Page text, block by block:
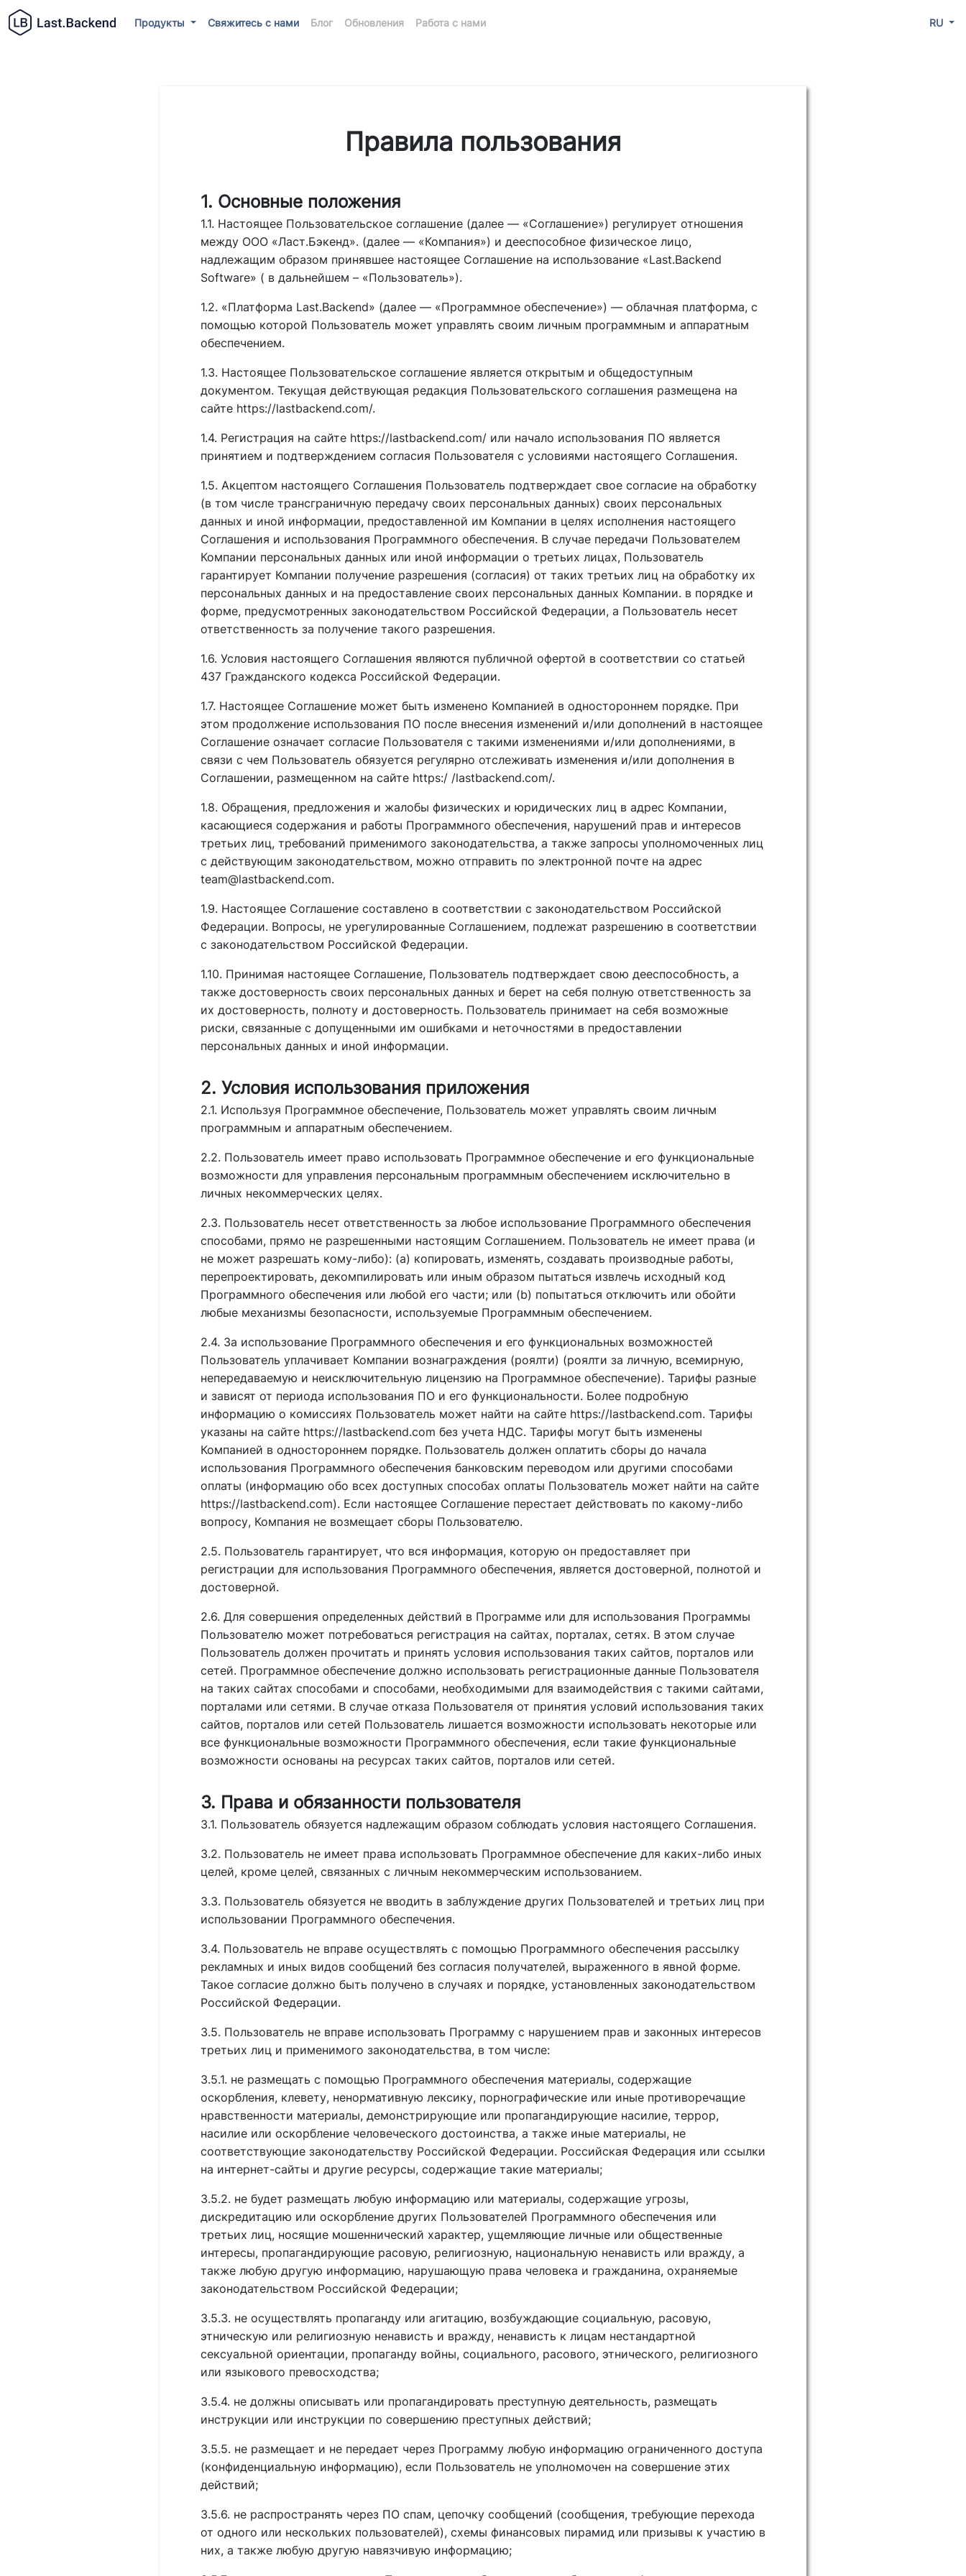
Продукты Свяжитесь с нами Блог Обновления Работа с нами RU
Правила пользования
1. Основные положения
1.1. Настоящее Пользовательское соглашение (далее — «Соглашение») регулирует отношения
между ООО «Ласт.Бэкенд». (далее — «Компания») и дееспособное физическое лицо,
надлежащим образом принявшее настоящее Соглашение на использование «Last.Backend
Software» ( в дальнейшем – «Пользователь»).
1.2. «Платформа Last.Backend» (далее — «Программное обеспечение») — облачная платформа, с
помощью которой Пользователь может управлять своим личным программным и аппаратным
обеспечением.
1.3. Настоящее Пользовательское соглашение является открытым и общедоступным
документом. Текущая действующая редакция Пользовательского соглашения размещена на
сайте https://lastbackend.com/.
1.4. Регистрация на сайте https://lastbackend.com/ или начало использования ПО является
принятием и подтверждением согласия Пользователя с условиями настоящего Соглашения.
1.5. Акцептом настоящего Соглашения Пользователь подтверждает свое согласие на обработку
(в том числе трансграничную передачу своих персональных данных) своих персональных
данных и иной информации, предоставленной им Компании в целях исполнения настоящего
Соглашения и использования Программного обеспечения. В случае передачи Пользователем
Компании персональных данных или иной информации о третьих лицах, Пользователь
гарантирует Компании получение разрешения (согласия) от таких третьих лиц на обработку их
персональных данных и на предоставление своих персональных данных Компании. в порядке и
форме, предусмотренных законодательством Российской Федерации, а Пользователь несет
ответственность за получение такого разрешения.
1.6. Условия настоящего Соглашения являются публичной офертой в соответствии со статьей
437 Гражданского кодекса Российской Федерации.
1.7. Настоящее Соглашение может быть изменено Компанией в одностороннем порядке. При
этом продолжение использования ПО после внесения изменений и/или дополнений в настоящее
Соглашение означает согласие Пользователя с такими изменениями и/или дополнениями, в
связи с чем Пользователь обязуется регулярно отслеживать изменения и/или дополнения в
Соглашении, размещенном на сайте https:/ /lastbackend.com/.
1.8. Обращения, предложения и жалобы физических и юридических лиц в адрес Компании,
касающиеся содержания и работы Программного обеспечения, нарушений прав и интересов
третьих лиц, требований применимого законодательства, а также запросы уполномоченных лиц
с действующим законодательством, можно отправить по электронной почте на адрес
team@lastbackend.com.
1.9. Настоящее Соглашение составлено в соответствии с законодательством Российской
Федерации. Вопросы, не урегулированные Соглашением, подлежат разрешению в соответствии
с законодательством Российской Федерации.
1.10. Принимая настоящее Соглашение, Пользователь подтверждает свою дееспособность, а
также достоверность своих персональных данных и берет на себя полную ответственность за
их достоверность, полноту и достоверность. Пользователь принимает на себя возможные
риски, связанные с допущенными им ошибками и неточностями в предоставлении
персональных данных и иной информации.
2. Условия использования приложения
2.1. Используя Программное обеспечение, Пользователь может управлять своим личным
программным и аппаратным обеспечением.
2.2. Пользователь имеет право использовать Программное обеспечение и его функциональные
возможности для управления персональным программным обеспечением исключительно в
личных некоммерческих целях.
2.3. Пользователь несет ответственность за любое использование Программного обеспечения
способами, прямо не разрешенными настоящим Соглашением. Пользователь не имеет права (и
не может разрешать кому-либо): (a) копировать, изменять, создавать производные работы,
перепроектировать, декомпилировать или иным образом пытаться извлечь исходный код
Программного обеспечения или любой его части; или (b) попытаться отключить или обойти
любые механизмы безопасности, используемые Программным обеспечением.
2.4. За использование Программного обеспечения и его функциональных возможностей
Пользователь уплачивает Компании вознаграждения (роялти) (роялти за личную, всемирную,
непередаваемую и неисключительную лицензию на Программное обеспечение). Тарифы разные
и зависят от периода использования ПО и его функциональности. Более подробную
информацию о комиссиях Пользователь может найти на сайте https://lastbackend.com. Тарифы
указаны на сайте https://lastbackend.com без учета НДС. Тарифы могут быть изменены
Компанией в одностороннем порядке. Пользователь должен оплатить сборы до начала
использования Программного обеспечения банковским переводом или другими способами
оплаты (информацию обо всех доступных способах оплаты Пользователь может найти на сайте
https://lastbackend.com). Если настоящее Соглашение перестает действовать по какому-либо
вопросу, Компания не возмещает сборы Пользователю.
2.5. Пользователь гарантирует, что вся информация, которую он предоставляет при
регистрации для использования Программного обеспечения, является достоверной, полнотой и
достоверной.
2.6. Для совершения определенных действий в Программе или для использования Программы
Пользователю может потребоваться регистрация на сайтах, порталах, сетях. В этом случае
Пользователь должен прочитать и принять условия использования таких сайтов, порталов или
сетей. Программное обеспечение должно использовать регистрационные данные Пользователя
на таких сайтах способами и способами, необходимыми для взаимодействия с такими сайтами,
порталами или сетями. В случае отказа Пользователя от принятия условий использования таких
сайтов, порталов или сетей Пользователь лишается возможности использовать некоторые или
все функциональные возможности Программного обеспечения, если такие функциональные
возможности основаны на ресурсах таких сайтов, порталов или сетей.
3. Права и обязанности пользователя
3.1. Пользователь обязуется надлежащим образом соблюдать условия настоящего Соглашения.
3.2. Пользователь не имеет права использовать Программное обеспечение для каких-либо иных
целей, кроме целей, связанных с личным некоммерческим использованием.
3.3. Пользователь обязуется не вводить в заблуждение других Пользователей и третьих лиц при
использовании Программного обеспечения.
3.4. Пользователь не вправе осуществлять с помощью Программного обеспечения рассылку
рекламных и иных видов сообщений без согласия получателей, выраженного в явной форме.
Такое согласие должно быть получено в случаях и порядке, установленных законодательством
Российской Федерации.
3.5. Пользователь не вправе использовать Программу с нарушением прав и законных интересов
третьих лиц и применимого законодательства, в том числе:
3.5.1. не размещать с помощью Программного обеспечения материалы, содержащие
оскорбления, клевету, ненормативную лексику, порнографические или иные противоречащие
нравственности материалы, демонстрирующие или пропагандирующие насилие, террор,
насилие или оскорбление человеческого достоинства, а также иные материалы, не
соответствующие законодательству Российской Федерации. Российская Федерация или ссылки
на интернет-сайты и другие ресурсы, содержащие такие материалы;
3.5.2. не будет размещать любую информацию или материалы, содержащие угрозы,
дискредитацию или оскорбление других Пользователей Программного обеспечения или
третьих лиц, носящие мошеннический характер, ущемляющие личные или общественные
интересы, пропагандирующие расовую, религиозную, национальную ненависть или вражду, а
также любую другую информацию, нарушающую права человека и гражданина, охраняемые
законодательством Российской Федерации;
3.5.3. не осуществлять пропаганду или агитацию, возбуждающие социальную, расовую,
этническую или религиозную ненависть и вражду, ненависть к лицам нестандартной
сексуальной ориентации, пропаганду войны, социального, расового, этнического, религиозного
или языкового превосходства;
3.5.4. не должны описывать или пропагандировать преступную деятельность, размещать
инструкции или инструкции по совершению преступных действий;
3.5.5. не размещает и не передает через Программу любую информацию ограниченного доступа
(конфиденциальную информацию), если Пользователь не уполномочен на совершение этих
действий;
3.5.6. не распространять через ПО спам, цепочку сообщений (сообщения, требующие перехода
от одного или нескольких пользователей), схемы финансовых пирамид или призывы к участию в
них, а также любую другую навязчивую информацию;